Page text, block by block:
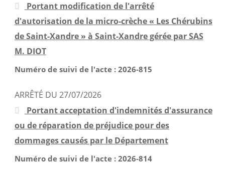
février 2025
janvier 2025
décembre 2024
novembre 2024
octobre 2024
août 2024
juillet 2024
juin 2024
mai 2024
avril 2024
Portant modification de l'arrêté
d'autorisation de la micro-crèche « Les Chérubins
de Saint-Xandre » à Saint-Xandre gérée par SAS
M. DIOT
Numéro de suivi de l'acte : 2026-815
ARRÊTÉ DU 27/07/2026
Portant acceptation d'indemnités d'assurance
ou de réparation de préjudice pour des
dommages causés par le Département
Numéro de suivi de l'acte : 2026-814